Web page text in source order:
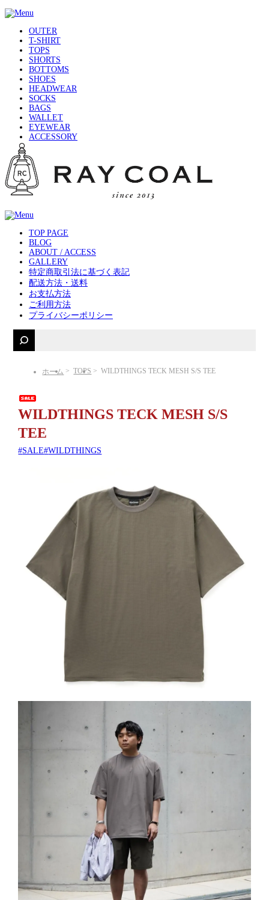
OUTER
T-SHIRT
TOPS
SHORTS
BOTTOMS
SHOES
HEADWEAR
SOCKS
BAGS
WALLET
EYEWEAR
ACCESSORY
TOP PAGE
BLOG
ABOUT / ACCESS
GALLERY
特定商取引法に基づく表記
配送方法・送料
お支払方法
ご利用方法
プライバシーポリシー
ホーム TOPS WILDTHINGS TECK MESH S/S TEE
WILDTHINGS TECK MESH S/S
TEE
SALE WILDTHINGS